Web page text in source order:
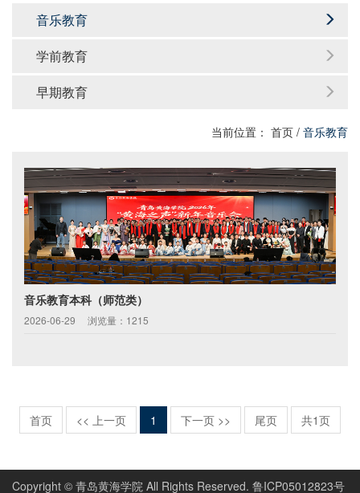
音乐教育
学前教育
早期教育
当前位置： 首页 / 音乐教育
音乐教育本科（师范类）
2026-06-29 浏览量：1215
首页 << 上一页 1 下一页 >> 尾页 共1页
Copyright © 青岛黄海学院 All Rights Reserved. 鲁ICP05012823号